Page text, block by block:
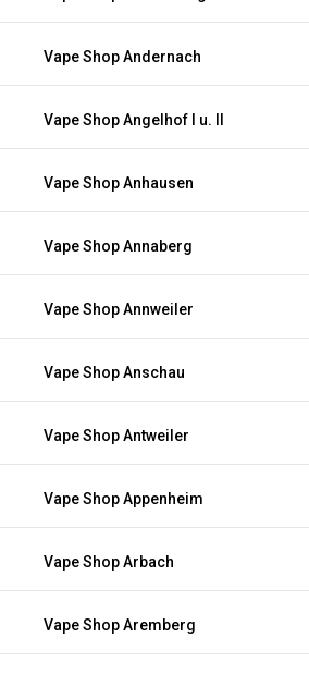
Vape Shop Andernach
Vape Shop Angelhof I u. II
Vape Shop Anhausen
Vape Shop Annaberg
Vape Shop Annweiler
Vape Shop Anschau
Vape Shop Antweiler
Vape Shop Appenheim
Vape Shop Arbach
Vape Shop Aremberg